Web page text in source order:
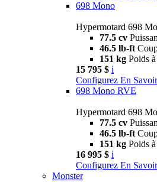
698 Mono
Hypermotard 698
77.5 cv
46.5 lb-ft
151 kg Poids
15 795 $ i
Configurez En
698 Mono RVE
Hypermotard 698
77.5 cv
46.5 lb-ft
151 kg Poids
16 995 $ i
Configurez En
Monster